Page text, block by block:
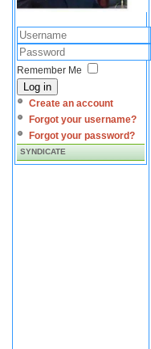
Remember Me
Log in
Create an account
Forgot your username?
Forgot your password?
SYNDICATE